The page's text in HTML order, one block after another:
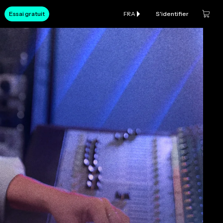
Essai gratuit FRA S'identifier